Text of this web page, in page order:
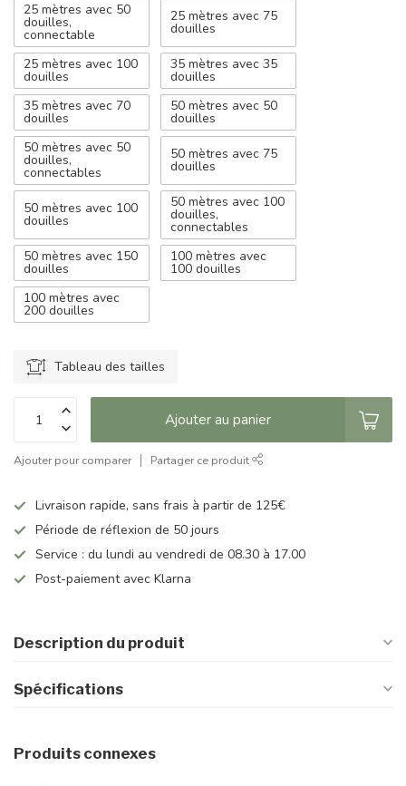
25 mètres avec 50
douilles,
connectable
25 mètres avec 75
douilles
25 mètres avec 100
douilles
35 mètres avec 35
douilles
35 mètres avec 70
douilles
50 mètres avec 50
douilles
50 mètres avec 50
douilles,
connectables
50 mètres avec 75
douilles
50 mètres avec 100
douilles
50 mètres avec 100
douilles,
connectables
50 mètres avec 150
douilles
100 mètres avec
100 douilles
100 mètres avec
200 douilles
Tableau des tailles
Ajouter au panier
Ajouter pour comparer Partager ce produit
Livraison rapide, sans frais à partir de 125€
Période de réflexion de 50 jours
Service : du lundi au vendredi de 08.30 à 17.00
Post-paiement avec Klarna
Description du produit
Spécifications
Produits connexes